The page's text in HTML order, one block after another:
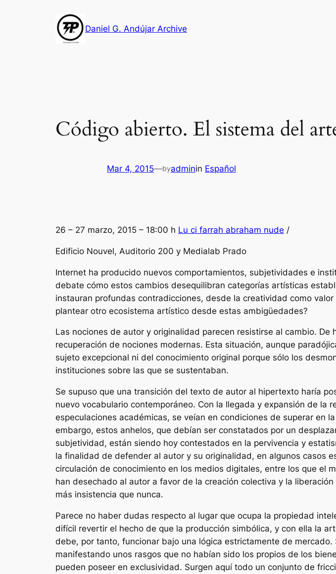
Daniel G. Andújar Archive
Código abierto. El sistema del
Mar 4, 2015—byadminin Español
26 – 27 marzo, 2015 – 18:00 h Lu ci farrah abraham nude /
Edificio Nouvel, Auditorio 200 y Medialab Prado
Internet ha producido nuevos comportamientos, subjetividades e
debate cómo estos cambios desequilibran categorías artísticas
instauran profundas contradicciones, desde la creatividad como
plantear otro ecosistema artístico desde estas ambigüedades?
Las nociones de autor y originalidad parecen resistirse al cambio. De
recuperación de nociones modernas. Esta situación, aunque
sujeto excepcional ni del conocimiento original porque sólo los
instituciones sobre las que se sustentaban.
Se supuso que una transición del texto de autor al hipertexto haría
nuevo vocabulario contemporáneo. Con la llegada y expansión de
especulaciones académicas, se veían en condiciones de superar en la
embargo, estos anhelos, que debían ser constatados por un
subjetividad, están siendo hoy contestados en la pervivencia y
la finalidad de defender al autor y su originalidad, en algunos casos
circulación de conocimiento en los medios digitales, entre los que el
han desechado al autor a favor de la creación colectiva y la
más insistencia que nunca.
Parece no haber dudas respecto al lugar que ocupa la propiedad
difícil revertir el hecho de que la producción simbólica, y con ella la
debe, por tanto, funcionar bajo una lógica estrictamente de
manifestando unos rasgos que no habían sido los propios de los
pueden poseer en exclusividad. Surgen aquí todo un conjunto de